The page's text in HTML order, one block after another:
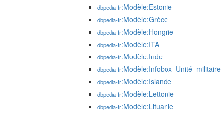
dbpedia-fr:Modèle:Estonie
dbpedia-fr:Modèle:Grèce
dbpedia-fr:Modèle:Hongrie
dbpedia-fr:Modèle:ITA
dbpedia-fr:Modèle:Inde
dbpedia-fr:Modèle:Infobox_Unité_militaire
dbpedia-fr:Modèle:Islande
dbpedia-fr:Modèle:Lettonie
dbpedia-fr:Modèle:Lituanie